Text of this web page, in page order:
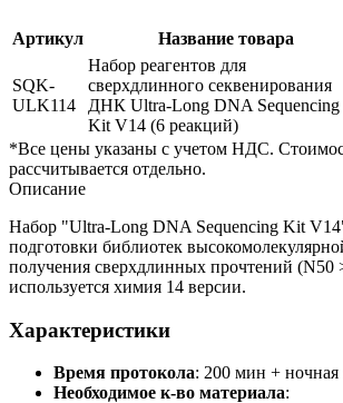
Артикул Название товара
SQK-
ULK114
Набор реагентов для
сверхдлинного секвенирования
ДНК Ultra-Long DNA Sequencing
Kit V14 (6 реакций)
*Все цены указаны с учетом НДС.
рассчитывается отдельно.
Описание
Набор "Ultra-Long DNA Sequencing Kit
подготовки библиотек
получения сверхдлинных прочтений (N50
используется химия 14 версии.
Характеристики
Время протокола: 200 мин +
Необходимое к-во материала: